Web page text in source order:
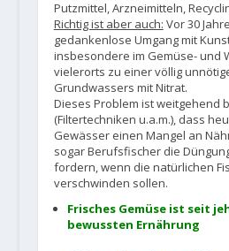
Putzmittel, Arzneimitteln,
Richtig ist aber auch: Vor 30
gedankenlose Umgang mit
insbesondere im Gemüse- und
vielerorts zu einer völlig
Grundwassers mit Nitrat.
Dieses Problem ist weitgehend
(Filtertechniken u.a.m.), dass
Gewässer einen Mangel an
sogar Berufsfischer die
fordern, wenn die natürlichen
verschwinden sollen.
Frisches Gemüse ist seit
bewussten Ernährung